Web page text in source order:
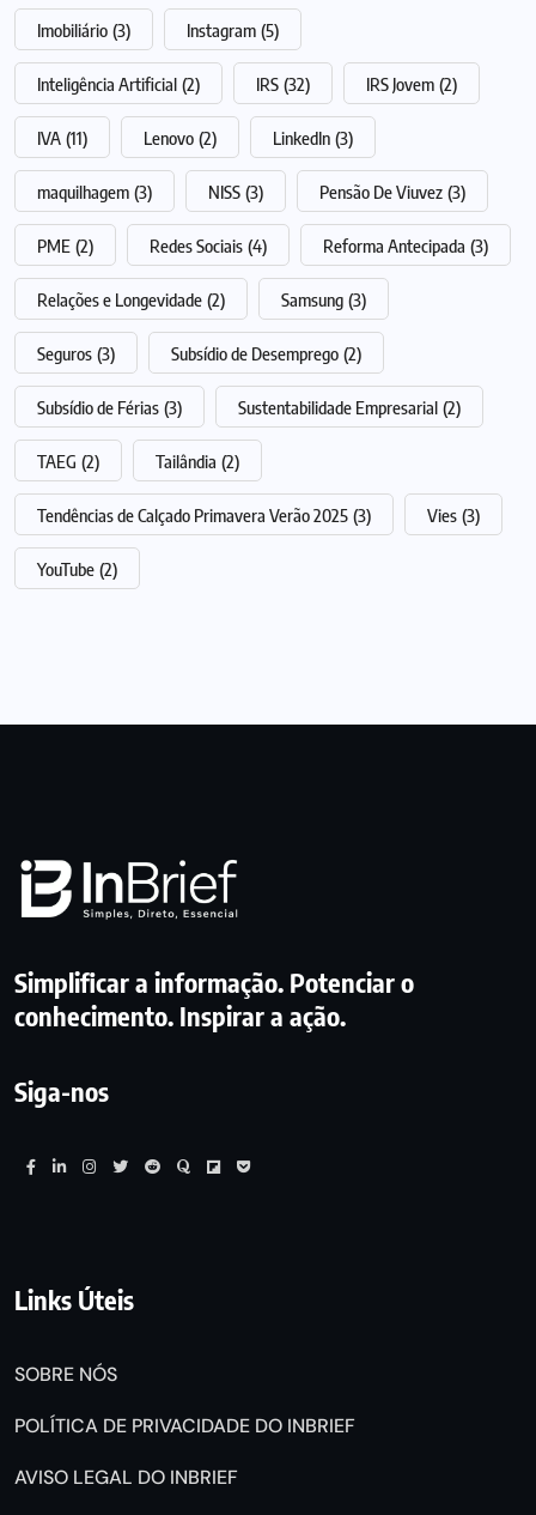
Imobiliário (3) Instagram (5)
Inteligência Artificial (2) IRS (32) IRS Jovem (2)
IVA (11) Lenovo (2) LinkedIn (3)
maquilhagem (3) NISS (3) Pensão De Viuvez (3)
PME (2) Redes Sociais (4) Reforma Antecipada (3)
Relações e Longevidade (2) Samsung (3)
Seguros (3) Subsídio de Desemprego (2)
Subsídio de Férias (3) Sustentabilidade Empresarial (2)
TAEG (2) Tailândia (2)
Tendências de Calçado Primavera Verão 2025 (3) Vies (3)
YouTube (2)
Simplificar a informação. Potenciar o
conhecimento. Inspirar a ação.
Siga-nos
Links Úteis
SOBRE NÓS
POLÍTICA DE PRIVACIDADE DO INBRIEF
AVISO LEGAL DO INBRIEF